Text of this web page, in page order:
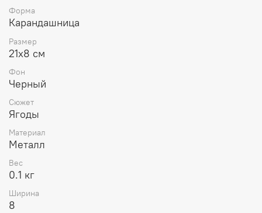
Форма
Карандашница
Размер
21х8 см
Фон
Черный
Сюжет
Ягоды
Материал
Металл
Вес
0.1 кг
Ширина
8